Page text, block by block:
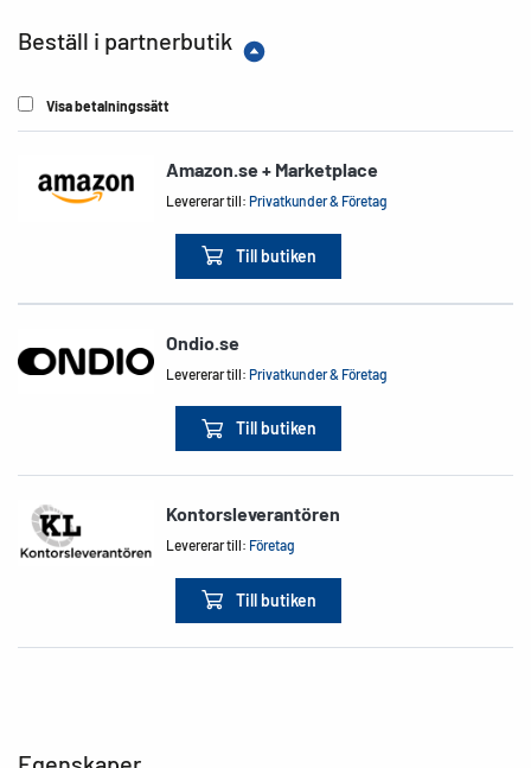
Beställ i partnerbutik
Visa betalningssätt
Amazon.se + Marketplace
Levererar till:Privatkunder & Företag
Till butiken
Ondio.se
Levererar till:Privatkunder & Företag
Till butiken
Kontorsleverantören
Levererar till: Företag
Till butiken